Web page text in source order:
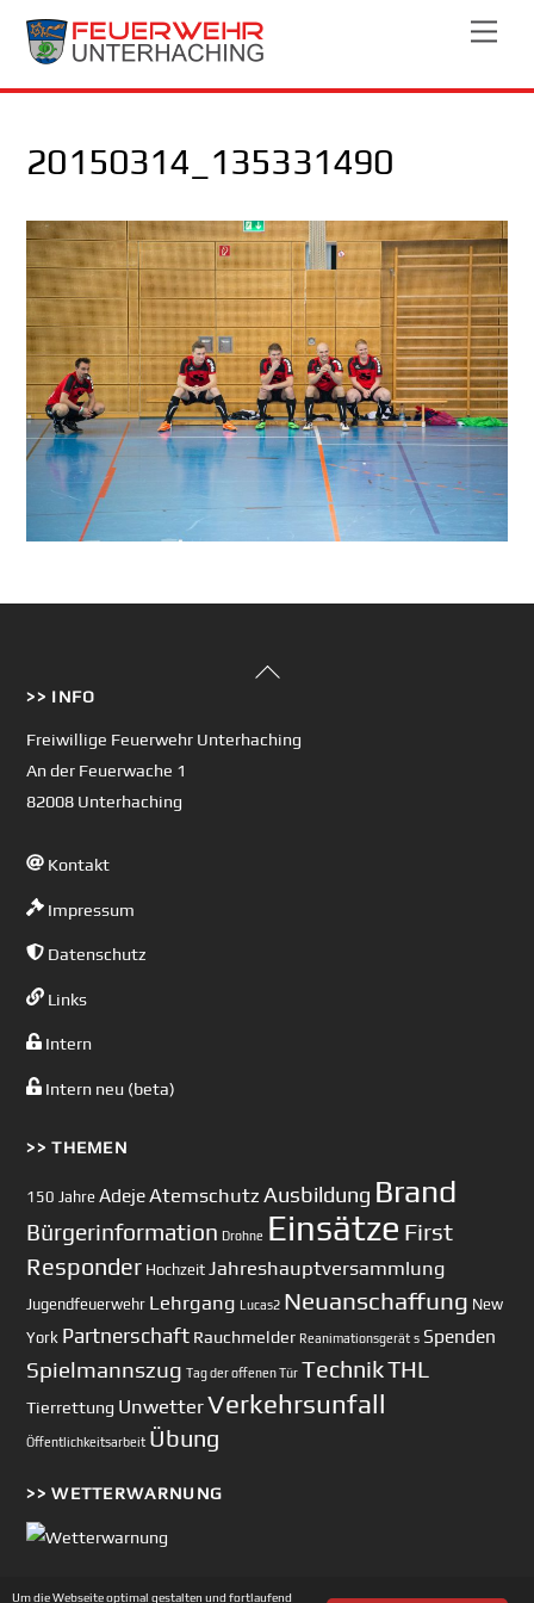
Skip
20150314_135331490
Back
>> INFO
Freiwillige Feuerwehr Unterhaching
An der Feuerwache 1
82008 Unterhaching
Kontakt
Impressum
Datenschutz
Links
Intern
Intern neu (beta)
>> THEMEN
150 Jahre AdejeAtemschutz Ausbildung Brand
Bürgerinformation Drohne Einsätze First
Responder Hochzeit Jahreshauptversammlung
Jugendfeuerwehr Lehrgang Lucas2 Neuanschaffung New
York Partnerschaft Rauchmelder Reanimationsgerät s Spenden
Spielmannszug Tag der offenen Tür TechnikTHL
Tierrettung UnwetterVerkehrsunfall
Öffentlichkeitsarbeit Übung
>> WETTERWARNUNG
Um die Webseite optimal gestalten und fortlaufend